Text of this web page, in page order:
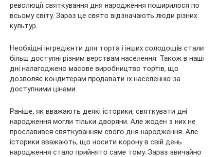
революції святкування дня народження поширилося по
всьому світу. Зараз це свято відзначають люди різних
культур.
Необхідні інгредієнти для торта і інших солодощів стали
більш доступні різним верствам населення. Також в наші
дні налагоджено масове виробництво тортів, що
дозволяє кондитерам продавати їх населенню за
доступними цінами.
Раніше, як вважають деякі історики, святкувати дні
народження могли тільки дворяни. Але жоден з них не
прославився святкуванням свого дня народження. Але
історики вважають, що носити корону в свій день
народження стало прийнято саме тому. Зараз звичайно